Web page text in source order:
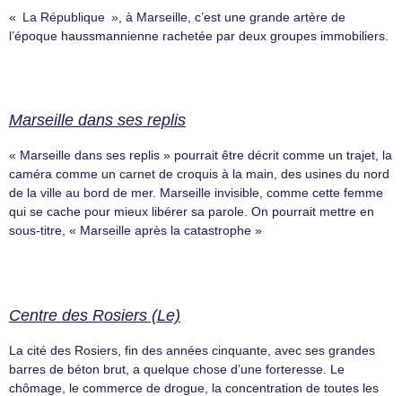
« La République », à Marseille, c’est une grande artère de
l’époque haussmannienne rachetée par deux groupes immobiliers.
Marseille dans ses replis
« Marseille dans ses replis » pourrait être décrit comme un trajet, la
caméra comme un carnet de croquis à la main, des usines du nord
de la ville au bord de mer. Marseille invisible, comme cette femme
qui se cache pour mieux libérer sa parole. On pourrait mettre en
sous-titre, « Marseille après la catastrophe »
Centre des Rosiers (Le)
La cité des Rosiers, fin des années cinquante, avec ses grandes
barres de béton brut, a quelque chose d’une forteresse. Le
chômage, le commerce de drogue, la concentration de toutes les